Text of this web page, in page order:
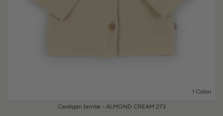
1 Colori
Cardigan bimba - ALMOND CREAM 273